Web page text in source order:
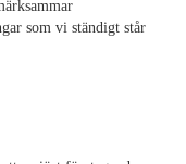
som vi ständigt står